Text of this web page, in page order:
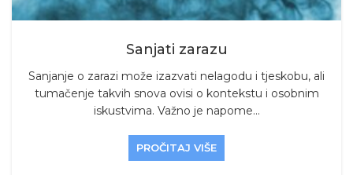
Sanjati zarazu
Sanjanje o zarazi može izazvati nelagodu i tjeskobu, ali
tumačenje takvih snova ovisi o kontekstu i osobnim
iskustvima. Važno je napome...
PROČITAJ VIŠE